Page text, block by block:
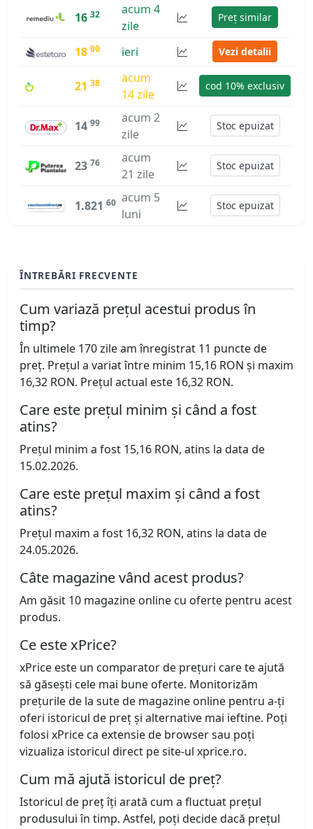
16 32
acum 4
zile
Preț similar
18 00 ieri Vezi detalii
21 38
acum
14 zile
cod 10% exclusiv
14 99
acum 2
zile
Stoc epuizat
23 76
acum
21 zile
Stoc epuizat
1.821 60 acum 5
luni
Stoc epuizat
ÎNTREBĂRI FRECVENTE
Cum variază prețul acestui produs în
timp?
În ultimele 170 zile am înregistrat 11 puncte de
preț. Prețul a variat între minim 15,16 RON și maxim
16,32 RON. Prețul actual este 16,32 RON.
Care este prețul minim și când a fost
atins?
Prețul minim a fost 15,16 RON, atins la data de
15.02.2026.
Care este prețul maxim și când a fost
atins?
Prețul maxim a fost 16,32 RON, atins la data de
24.05.2026.
Câte magazine vând acest produs?
Am găsit 10 magazine online cu oferte pentru acest
produs.
Ce este xPrice?
xPrice este un comparator de prețuri care te ajută
să găsești cele mai bune oferte. Monitorizăm
prețurile de la sute de magazine online pentru a-ți
oferi istoricul de preț și alternative mai ieftine. Poți
folosi xPrice ca extensie de browser sau poți
vizualiza istoricul direct pe site-ul xprice.ro.
Cum mă ajută istoricul de preț?
Istoricul de preț îți arată cum a fluctuat prețul
produsului în timp. Astfel, poți decide dacă prețul